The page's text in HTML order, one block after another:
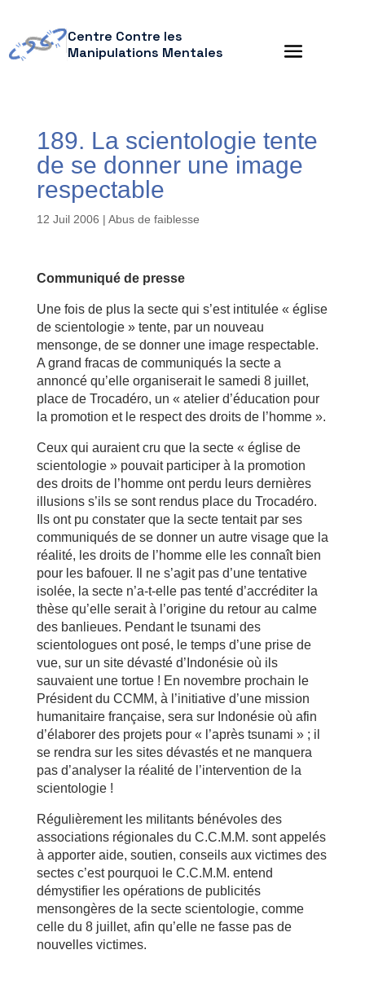
Centre Contre les
Manipulations Mentales
189. La scientologie tente
de se donner une image
respectable
12 Juil 2006 | Abus de faiblesse
Communiqué de presse
Une fois de plus la secte qui s’est intitulée « église
de scientologie » tente, par un nouveau
mensonge, de se donner une image respectable.
A grand fracas de communiqués la secte a
annoncé qu’elle organiserait le samedi 8 juillet,
place de Trocadéro, un « atelier d’éducation pour
la promotion et le respect des droits de l’homme ».
Ceux qui auraient cru que la secte « église de
scientologie » pouvait participer à la promotion
des droits de l’homme ont perdu leurs dernières
illusions s’ils se sont rendus place du Trocadéro.
Ils ont pu constater que la secte tentait par ses
communiqués de se donner un autre visage que la
réalité, les droits de l’homme elle les connaît bien
pour les bafouer. Il ne s’agit pas d’une tentative
isolée, la secte n’a-t-elle pas tenté d’accréditer la
thèse qu’elle serait à l’origine du retour au calme
des banlieues. Pendant le tsunami des
scientologues ont posé, le temps d’une prise de
vue, sur un site dévasté d’Indonésie où ils
sauvaient une tortue ! En novembre prochain le
Président du CCMM, à l’initiative d’une mission
humanitaire française, sera sur Indonésie où afin
d’élaborer des projets pour « l’après tsunami » ; il
se rendra sur les sites dévastés et ne manquera
pas d’analyser la réalité de l’intervention de la
scientologie !
Régulièrement les militants bénévoles des
associations régionales du C.C.M.M. sont appelés
à apporter aide, soutien, conseils aux victimes des
sectes c’est pourquoi le C.C.M.M. entend
démystifier les opérations de publicités
mensongères de la secte scientologie, comme
celle du 8 juillet, afin qu’elle ne fasse pas de
nouvelles victimes.